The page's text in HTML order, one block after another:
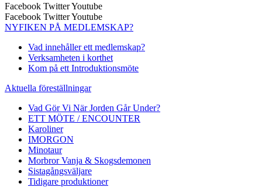
Facebook TwitterYoutube
Facebook TwitterYoutube
NYFIKEN PÅ MEDLEMSKAP?
Vad innehåller ett medlemskap?
Verksamheten i korthet
Kom på ett Introduktionsmöte
Aktuella föreställningar
Vad Gör Vi När Jorden Går Under?
ETT MÖTE / ENCOUNTER
Karoliner
IMORGON
Minotaur
Morbror Vanja & Skogsdemonen
Sistagångsväljare
Tidigare produktioner